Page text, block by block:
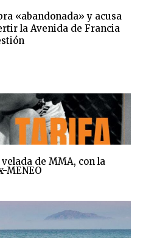
«abandonada» y acusa
la Avenida de Francia
de MMA, con la
MENEO